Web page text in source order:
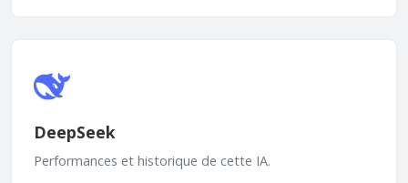
DeepSeek
Performances et historique de cette IA.